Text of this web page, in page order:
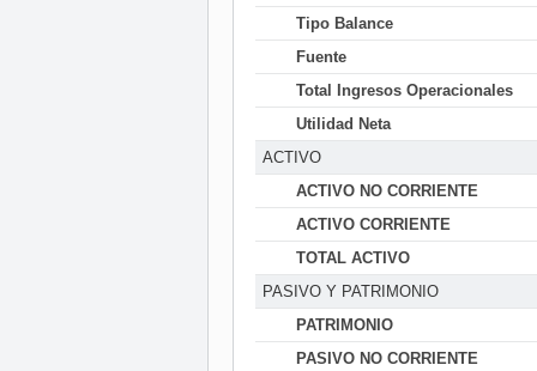
Tipo Balance
Fuente
Total Ingresos Operacionales
Utilidad Neta
ACTIVO
ACTIVO NO CORRIENTE
ACTIVO CORRIENTE
TOTAL ACTIVO
PASIVO Y PATRIMONIO
PATRIMONIO
PASIVO NO CORRIENTE